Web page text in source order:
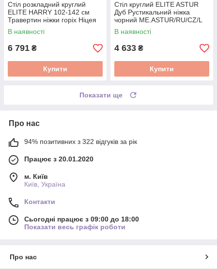
Стіл розкладний круглий
ELITE HARRY 102-142 см
Травертин ніжки горіх Ніцея
W.HARRY/TRAW/ONI/S
В наявності
6 791 ₴
Купити
Стіл круглий ELITE ASTUR
Дуб Рустикальний ніжка
чорний ME.ASTUR/RU/CZ/L
В наявності
4 633 ₴
Купити
Показати ще
Про нас
94% позитивних з 322 відгуків за рік
Працює з 20.01.2020
м. Київ
Київ, Україна
Контакти
Сьогодні працює з 09:00 до 18:00
Показати весь графік роботи
Про нас